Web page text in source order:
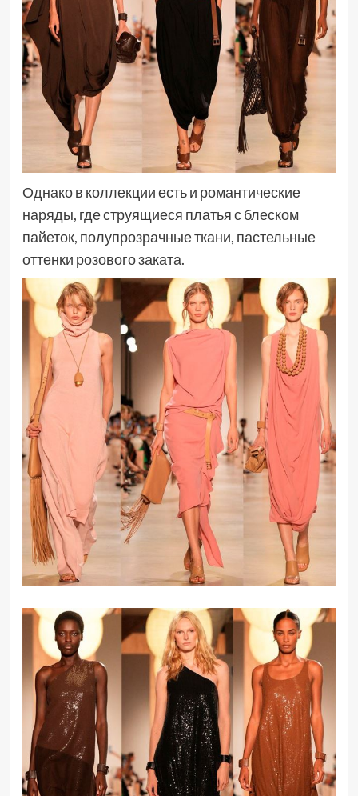
Однако в коллекции есть и романтические
наряды, где струящиеся платья с блеском
пайеток, полупрозрачные ткани, пастельные
оттенки розового заката.